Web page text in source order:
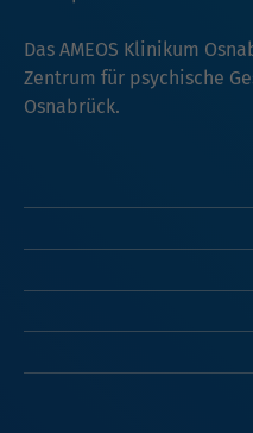
Das AMEOS Klinikum
Zentrum für psychische
Osnabrück.